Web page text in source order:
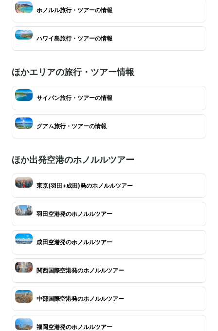
ホノルル旅行・ツアーの情報
ハワイ島旅行・ツアーの情報
ほかエリアの旅行・ツアー情報
サイパン旅行・ツアーの情報
グアム旅行・ツアーの情報
ほか出発空港のホノルルツアー
東京(羽田+成田)発のホノルルツアー
羽田空港発のホノルルツアー
成田空港発のホノルルツアー
関西国際空港発のホノルルツアー
中部国際空港発のホノルルツアー
福岡空港発のホノルルツアー